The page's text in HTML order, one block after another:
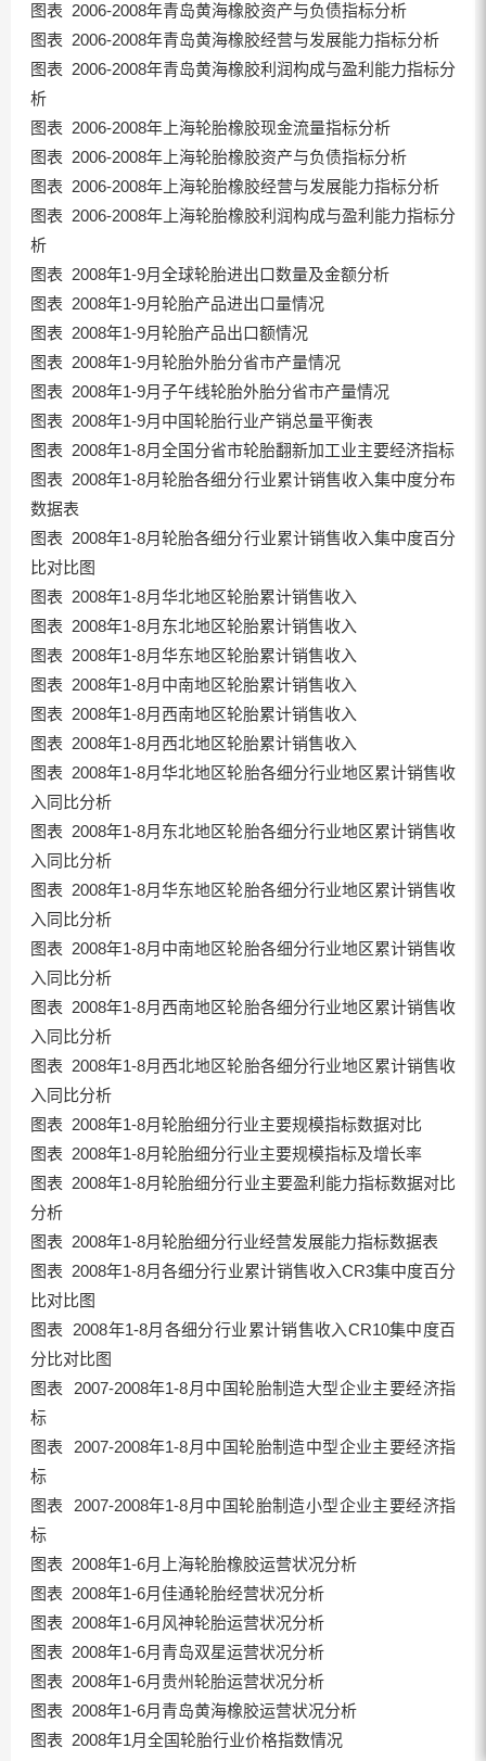
图表 2006-2008年青岛黄海橡胶资产与负债指标分析
图表 2006-2008年青岛黄海橡胶经营与发展能力指标分析
图表 2006-2008年青岛黄海橡胶利润构成与盈利能力指标分
析
图表 2006-2008年上海轮胎橡胶现金流量指标分析
图表 2006-2008年上海轮胎橡胶资产与负债指标分析
图表 2006-2008年上海轮胎橡胶经营与发展能力指标分析
图表 2006-2008年上海轮胎橡胶利润构成与盈利能力指标分
析
图表 2008年1-9月全球轮胎进出口数量及金额分析
图表 2008年1-9月轮胎产品进出口量情况
图表 2008年1-9月轮胎产品出口额情况
图表 2008年1-9月轮胎外胎分省市产量情况
图表 2008年1-9月子午线轮胎外胎分省市产量情况
图表 2008年1-9月中国轮胎行业产销总量平衡表
图表 2008年1-8月全国分省市轮胎翻新加工业主要经济指标
图表 2008年1-8月轮胎各细分行业累计销售收入集中度分布
数据表
图表 2008年1-8月轮胎各细分行业累计销售收入集中度百分
比对比图
图表 2008年1-8月华北地区轮胎累计销售收入
图表 2008年1-8月东北地区轮胎累计销售收入
图表 2008年1-8月华东地区轮胎累计销售收入
图表 2008年1-8月中南地区轮胎累计销售收入
图表 2008年1-8月西南地区轮胎累计销售收入
图表 2008年1-8月西北地区轮胎累计销售收入
图表 2008年1-8月华北地区轮胎各细分行业地区累计销售收
入同比分析
图表 2008年1-8月东北地区轮胎各细分行业地区累计销售收
入同比分析
图表 2008年1-8月华东地区轮胎各细分行业地区累计销售收
入同比分析
图表 2008年1-8月中南地区轮胎各细分行业地区累计销售收
入同比分析
图表 2008年1-8月西南地区轮胎各细分行业地区累计销售收
入同比分析
图表 2008年1-8月西北地区轮胎各细分行业地区累计销售收
入同比分析
图表 2008年1-8月轮胎细分行业主要规模指标数据对比
图表 2008年1-8月轮胎细分行业主要规模指标及增长率
图表 2008年1-8月轮胎细分行业主要盈利能力指标数据对比
分析
图表 2008年1-8月轮胎细分行业经营发展能力指标数据表
图表 2008年1-8月各细分行业累计销售收入CR3集中度百分
比对比图
图表 2008年1-8月各细分行业累计销售收入CR10集中度百
分比对比图
图表 2007-2008年1-8月中国轮胎制造大型企业主要经济指
标
图表 2007-2008年1-8月中国轮胎制造中型企业主要经济指
标
图表 2007-2008年1-8月中国轮胎制造小型企业主要经济指
标
图表 2008年1-6月上海轮胎橡胶运营状况分析
图表 2008年1-6月佳通轮胎经营状况分析
图表 2008年1-6月风神轮胎运营状况分析
图表 2008年1-6月青岛双星运营状况分析
图表 2008年1-6月贵州轮胎运营状况分析
图表 2008年1-6月青岛黄海橡胶运营状况分析
图表 2008年1月全国轮胎行业价格指数情况